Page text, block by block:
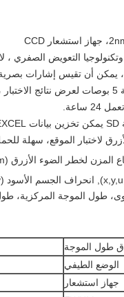
التعويض الصفري ،
طول الموجة المركزية،
طول الموجة
الوضع الطيفي
جهاز استشعار